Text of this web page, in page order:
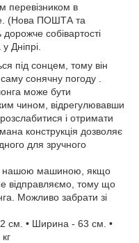
перевізником в
(Нова ПОШТА та
собівартості
Дніпрі.
під сонцем, тому він
сонячну погоду .
може бути
чином, відрегулювавши
і отримати
конструкція дозволяє
для зручного
нашою машиною, якщо
відправляємо, тому що
Можливо забрати зі
см. • Ширина - 63 см. •